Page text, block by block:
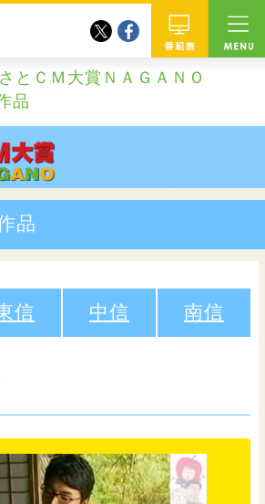
twitterfacebook
とＣＭ大賞ＮＡＧＡＮＯ
品
品
信 中信 南信